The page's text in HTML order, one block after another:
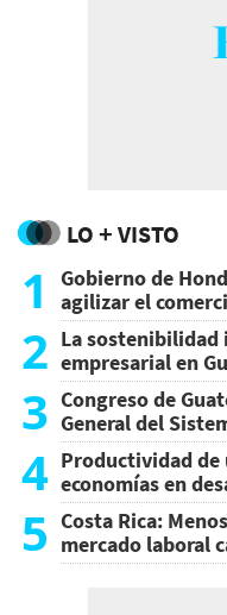
LO + VISTO
1
Gobierno de
agilizar el
2 La
empresarial en
3 Congreso de
General del
4 Productividad de
economías en
5 Costa Rica:
mercado laboral